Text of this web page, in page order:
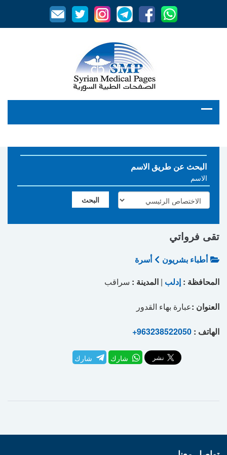
البحث عن طريق الاسم
تقى فرواتي
أطباء بشريون
أسرة
المحافظة : إدلب | المدينة : سراقب
العنوان :عبارة بهاء القدور
الهاتف : +963238522050
شارك شارك